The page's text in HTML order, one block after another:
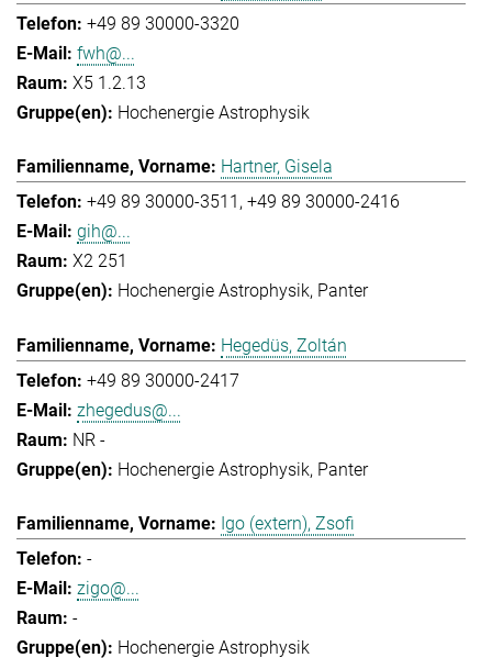
+49 89 30000-3320
fwh@...
X5 1.2.13
Hochenergie Astrophysik
Hartner, Gisela
+49 89 30000-3511 +49 89 30000-2416
gih@...
X2 251
Hochenergie Astrophysik Panter
Hegedüs, Zoltán
+49 89 30000-2417
zhegedus@...
NR -
Hochenergie Astrophysik Panter
Igo (extern), Zsofi
-
zigo@...
-
Hochenergie Astrophysik